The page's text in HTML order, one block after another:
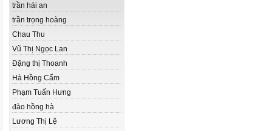
trần hải an
trần trọng hoàng
Chau Thu
Vũ Thị Ngọc Lan
Đặng thị Thoanh
Hà Hồng Cẩm
Phạm Tuấn Hưng
đào hồng hà
Lương Thị Lệ